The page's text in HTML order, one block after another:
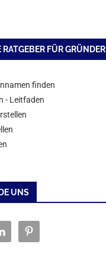
FÜR GRÜNDER
finden
- Leitfaden
UNS